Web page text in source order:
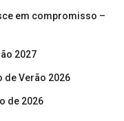
em compromisso –
2027
de Verão 2026
de 2026